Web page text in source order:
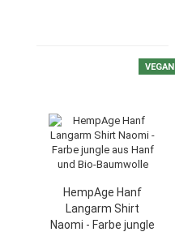
VEGAN
HempAge Hanf
Langarm Shirt
Naomi - Farbe jungle